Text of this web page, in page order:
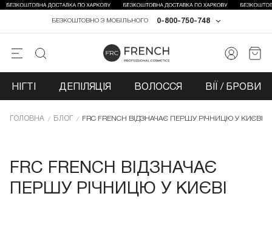
0-800-750-748
БЕЗКОШТОВНО З МОБІЛЬНОГО
НІГТІ ДЕПІЛЯЦІЯ ВОЛОССЯ ВІЇ / БРОВИ
ГОЛОВНА БЛОГ FRC FRENCH ВІДЗНАЧАЄ ПЕРШУ РІЧНИЦЮ У КИЄВІ
FRC FRENCH ВІДЗНАЧАЄ
ПЕРШУ РІЧНИЦЮ У КИЄВІ